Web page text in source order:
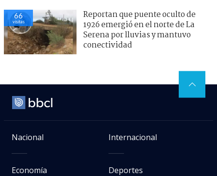
66
visitas
Reportan que puente oculto de
1926 emergió en el norte de La
Serena por lluvias y mantuvo
conectividad
Nacional Internacional
Economía Deportes